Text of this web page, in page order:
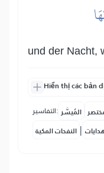
und der Nacht,
Hiển thị các bản
التفاسير: المُيسَّر
النفحات المكية |